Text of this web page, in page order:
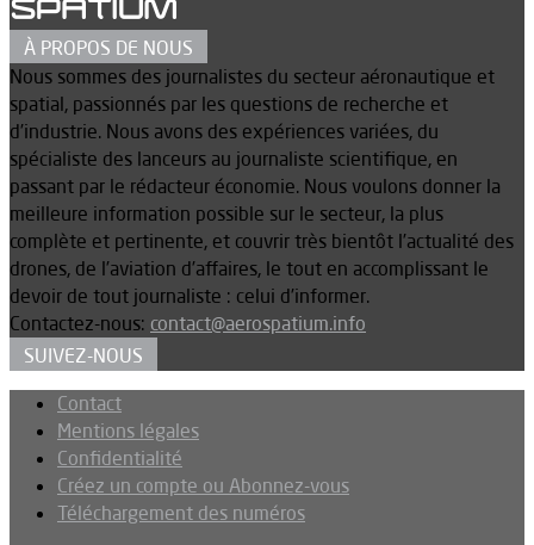
À PROPOS DE NOUS
Nous sommes des journalistes du secteur aéronautique et
spatial, passionnés par les questions de recherche et
d’industrie. Nous avons des expériences variées, du
spécialiste des lanceurs au journaliste scientifique, en
passant par le rédacteur économie. Nous voulons donner la
meilleure information possible sur le secteur, la plus
complète et pertinente, et couvrir très bientôt l’actualité des
drones, de l’aviation d’affaires, le tout en accomplissant le
devoir de tout journaliste : celui d’informer.
Contactez-nous: contact@aerospatium.info
SUIVEZ-NOUS
Contact
Mentions légales
Confidentialité
Créez un compte ou Abonnez-vous
Téléchargement des numéros